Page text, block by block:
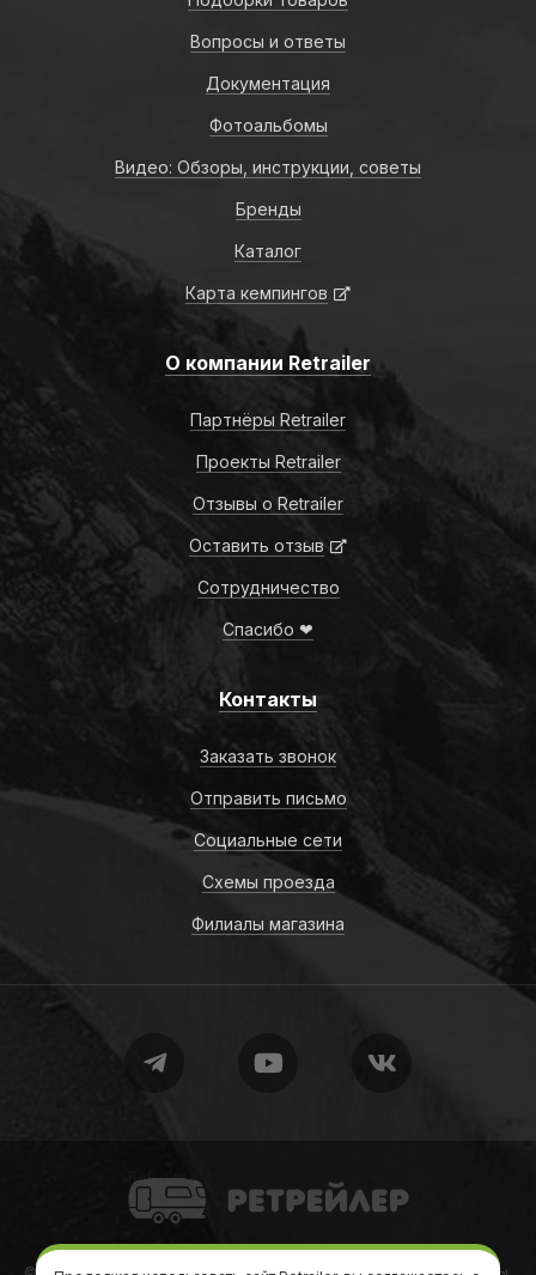
Вопросы и ответы
Документация
Фотоальбомы
Видео: Обзоры, инструкции, советы
Бренды
Каталог
Карта кемпингов
О компании Retrailer
Партнёры Retrailer
Проекты Retrailer
Отзывы о Retrailer
Оставить отзыв
Сотрудничество
Спасибо ❤
Контакты
Заказать звонок
Отправить письмо
Социальные сети
Схемы проезда
Филиалы магазина
Retrailer